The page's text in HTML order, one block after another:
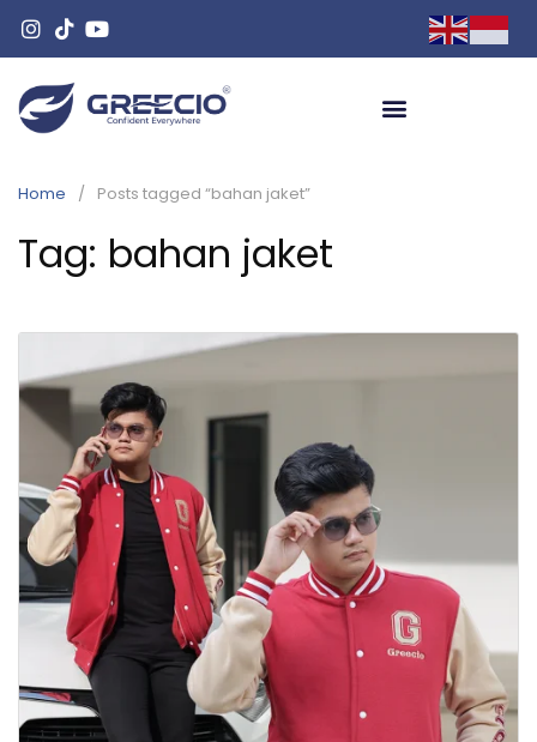
Home Posts tagged “bahan jaket”
Tag: bahan jaket